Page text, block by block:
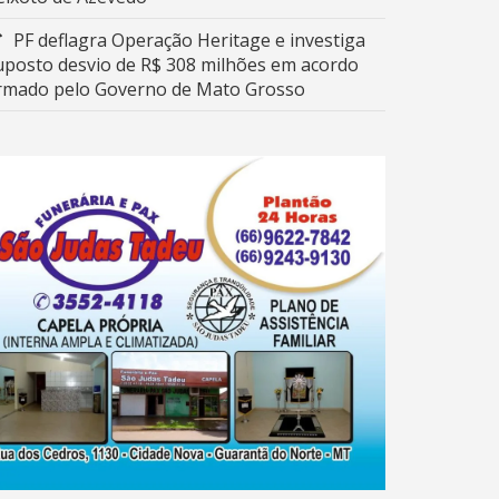
PF deflagra Operação Heritage e investiga
desvio de R$ 308 milhões em acordo
pelo Governo de Mato Grosso